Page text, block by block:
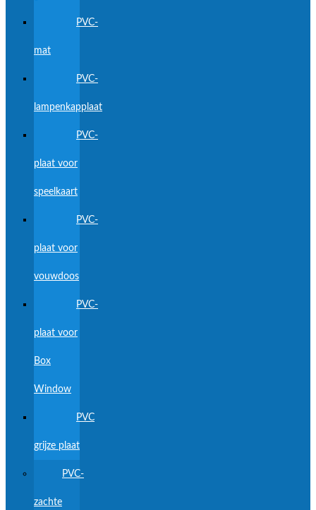
PVC-
mat
PVC-
lampenkapplaat
PVC-
plaat voor
speelkaart
PVC-
plaat voor
vouwdoos
PVC-
plaat voor
Box
Window
PVC
grijze plaat
PVC-
zachte